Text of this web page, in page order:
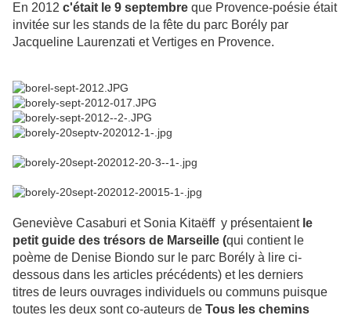
En 2012 c'était le 9 septembre que Provence-poésie était
invitée sur les stands de la fête du parc Borély par
Jacqueline Laurenzati et Vertiges en Provence.
Geneviève Casaburi et Sonia Kitaëff y présentaient le
petit guide des trésors de Marseille (qui contient le
poème de Denise Biondo sur le parc Borély à lire ci-
dessous dans les articles précédents) et les derniers
titres de leurs ouvrages individuels ou communs puisque
toutes les deux sont co-auteurs de Tous les chemins